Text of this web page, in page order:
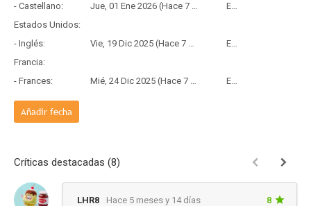
- Castellano:
Jue, 01 Ene 2026 (Hace 7 meses y 6 días)
Estreno
Estados Unidos:
- Inglés:
Vie, 19 Dic 2025 (Hace 7 meses y 19 días)
Estreno
Francia:
- Frances:
Mié, 24 Dic 2025 (Hace 7 meses y 14 días) Estreno
Añadir fecha
Críticas destacadas (8)
LHR8 Hace 5 meses y 14 días 8